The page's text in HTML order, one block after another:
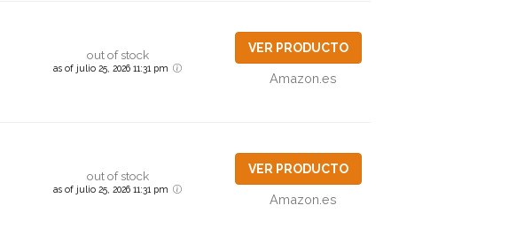
out of stock
as of julio 25, 2026 11:31 pm
VER PRODUCTO
Amazon.es
out of stock
as of julio 25, 2026 11:31 pm
VER PRODUCTO
Amazon.es